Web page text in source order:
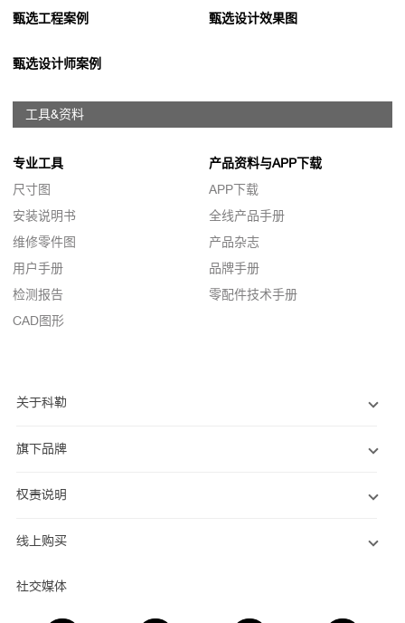
甄选工程案例
甄选设计师案例
甄选设计效果图
工具&资料
专业工具
尺寸图
安装说明书
维修零件图
用户手册
检测报告
CAD图形
产品资料与APP下载
APP下载
全线产品手册
产品杂志
品牌手册
零配件技术手册
关于科勒
旗下品牌
权责说明
线上购买
社交媒体